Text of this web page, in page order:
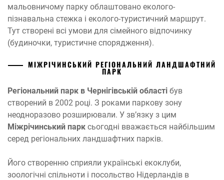
мальовничому парку облаштовано еколого-
пізнавальна стежка і еколого-туристичний маршрут.
Тут створені всі умови для сімейного відпочинку
(будиночки, туристичне спорядження).
МІЖРІЧИНСЬКИЙ РЕГІОНАЛЬНИЙ ЛАНДШАФТНИЙ
ПАРК
Регіональний парк в Чернігівській області був
створений в 2002 році. З роками паркову зону
неодноразово розширювали. У зв’язку з цим
Міжрічинський парк сьогодні вважається найбільшим
серед регіональних ландшафтних парків.
Його створенню сприяли українські екоклуби,
зоологічні спільноти і посольство Нідерландів в